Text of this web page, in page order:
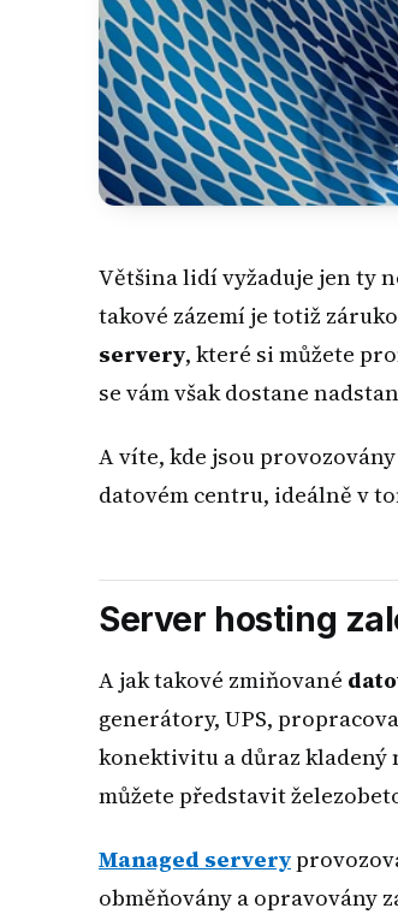
Většina lidí vyžaduje jen ty
takové zázemí je totiž
servery, které si můžete
se vám však dostane
A víte, kde jsou
datovém centru, ideálně v
Server hosting
A jak takové zmiňované
generátory, UPS,
konektivitu a důraz kladený
můžete představit
Managed servery
obměňovány a opravovány